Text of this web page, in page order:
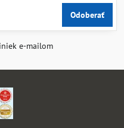
Odoberať
e-mailom